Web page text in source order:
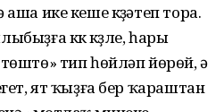
ике кеше күҙәтеп тора.
күк күҙле, һары
тип һөйләп йөрөй, ә
ят ҡыҙға бер ҡараштан